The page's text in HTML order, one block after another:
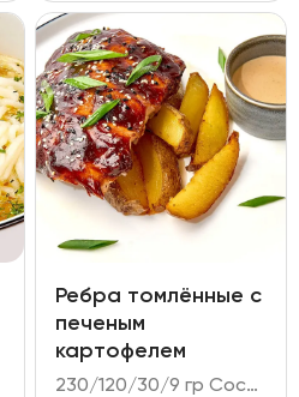
Ребра томлённые с
печеным
картофелем
230/120/30/9 гр Состав: - свиные ребра в глазури барбекю; - картофель печёный; - соус перечный; - кунжут, лук зелёный.